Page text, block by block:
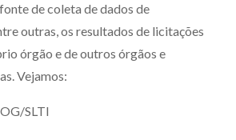
Zênite Play
Orientação por Escrito
Mentoria Zênite
de coleta de dados de
outras, os resultados de licitações
órgão e de outros órgãos e
Vejamos:
SLTI